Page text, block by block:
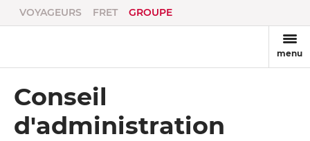
VOYAGEURS FRET GROUPE
menu
Conseil
d'administration